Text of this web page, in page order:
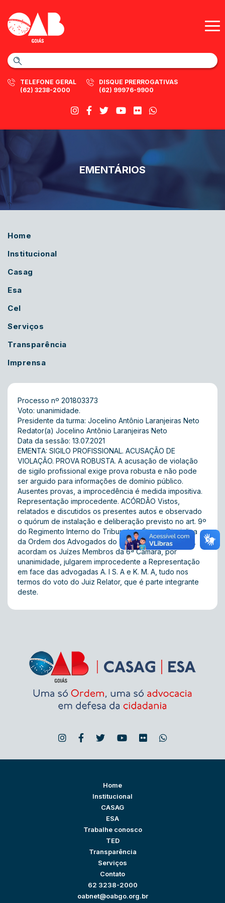
TELEFONE GERAL
(62) 3238-2000
DISQUE PRERROGATIVAS
(62) 99976-9900
EMENTÁRIOS
Home
Institucional
Casag
Esa
Cel
Serviços
Transparência
Imprensa
Processo nº 201803373
Voto: unanimidade.
Presidente da turma: Jocelino Antônio Laranjeiras Neto
Redator(a) Jocelino Antônio Laranjeiras Neto
Data da sessão: 13.07.2021
EMENTA: SIGILO PROFISSIONAL. ACUSAÇÃO DE
VIOLAÇÃO. PROVA ROBUSTA. A acusação de violação
de sigilo profissional exige prova robusta e não pode
ser arguido para informações de domínio público.
Ausentes provas, a improcedência é medida impositiva.
Representação improcedente. ACÓRDÃO Vistos,
relatados e discutidos os presentes autos e observado
o quórum de instalação e deliberação previsto no art. 9º
do Regimento Interno do Tribunal de Ética e Disciplina
da Ordem dos Advogados do Brasil  Seção de Goiás,
acordam os Juízes Membros da 6ª Câmara, por
unanimidade, julgarem improcedente a Representação
em face das advogadas A. I S. A e K. M. A, tudo nos
termos do voto do Juiz Relator, que é parte integrante
deste.
Home
Institucional
CASAG
ESA
Trabalhe conosco
TED
Transparência
Serviços
Contato
62 3238-2000
oabnet@oabgo.org.br